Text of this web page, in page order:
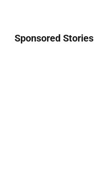
Sponsored Stories